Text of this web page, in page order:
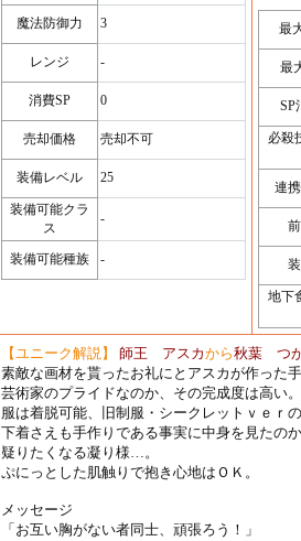
魔法防御力 3
レンジ -
消費SP 0
売却価格 売却不可
装備レベル 25
装備可能クラ
ス
-
装備可能種族 -
最
最
SP
必殺
連
地下
【ユニーク解説】 師王 アスカから秋葉 つ
素敵な画材を貰ったお礼にとアスカが作った
芸術家のプライドなのか、その完成度は高い。
服は着脱可能、旧制服・シークレットｖｅｒ
下着さえも手作りである事実に中身を見たの
疑りたくなる凝り様…。
ぷにっとした肌触りで抱き心地はＯＫ。
メッセージ
「お互い胸がない者同士、頑張ろう！」